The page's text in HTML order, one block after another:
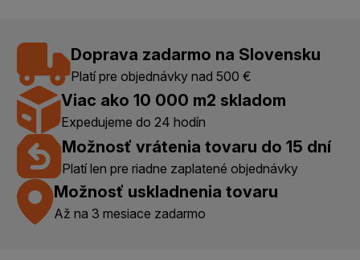
Doprava zadarmo na Slovensku
Platí pre objednávky nad 500 €
Viac ako 10 000 m2 skladom
Expedujeme do 24 hodín
Možnosť vrátenia tovaru do 15 dní
Platí len pre riadne zaplatené objednávky
Možnosť uskladnenia tovaru
Až na 3 mesiace zadarmo